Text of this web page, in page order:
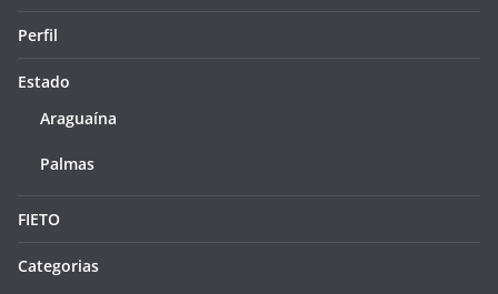
Perfil
Estado
Araguaína
Palmas
FIETO
Categorias